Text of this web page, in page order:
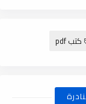
كتب pdf